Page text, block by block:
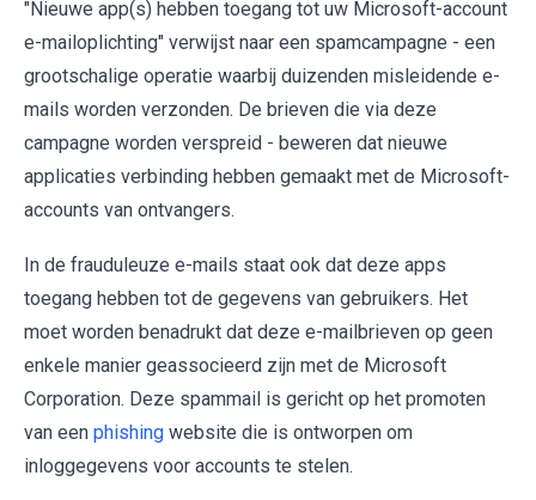
"Nieuwe app(s) hebben toegang tot uw Microsoft-account
e-mailoplichting" verwijst naar een spamcampagne - een
grootschalige operatie waarbij duizenden misleidende e-
mails worden verzonden. De brieven die via deze
campagne worden verspreid - beweren dat nieuwe
applicaties verbinding hebben gemaakt met de Microsoft-
accounts van ontvangers.
In de frauduleuze e-mails staat ook dat deze apps
toegang hebben tot de gegevens van gebruikers. Het
moet worden benadrukt dat deze e-mailbrieven op geen
enkele manier geassocieerd zijn met de Microsoft
Corporation. Deze spammail is gericht op het promoten
van een phishing website die is ontworpen om
inloggegevens voor accounts te stelen.